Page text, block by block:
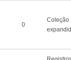
0
Coleção